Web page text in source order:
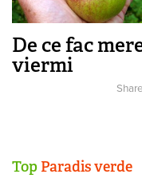
De ce fac
viermi
Share
Top Paradis verde